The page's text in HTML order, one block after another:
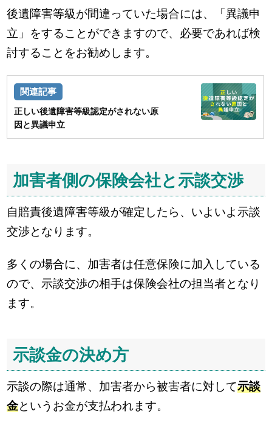
後遺障害等級が間違っていた場合には、「異議申
立」をすることができますので、必要であれば検
討することをお勧めします。
正しい後遺障害等級認定がされない原
因と異議申立
加害者側の保険会社と示談交渉
自賠責後遺障害等級が確定したら、いよいよ示談
交渉となります。
多くの場合に、加害者は任意保険に加入している
ので、示談交渉の相手は保険会社の担当者となり
ます。
示談金の決め方
示談の際は通常、加害者から被害者に対して示談
金というお金が支払われます。